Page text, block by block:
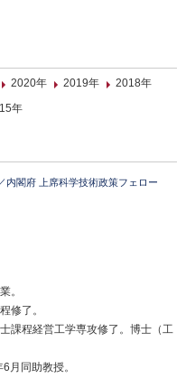
2020年 2019年
2018年
年
内閣府 上席科学技術政策フェロー
。
修了。
課程経営工学専攻修了。博士（工
月同助教授。